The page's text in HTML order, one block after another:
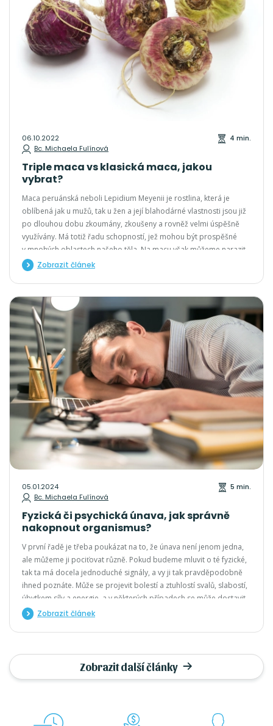
06.10.2022
Bc. Michaela Fulínová
4 min.
Triple maca vs klasická maca, jakou
vybrat?
Maca peruánská neboli Lepidium Meyenii je rostlina, která je
oblíbená jak u mužů, tak u žen a její blahodárné vlastnosti jsou již
po dlouhou dobu zkoumány, zkoušeny a rovněž velmi úspěšně
využívány. Má totiž řadu schopností, jež mohou být prospěšné
v mnohých oblastech našeho těla. Na macu však můžeme narazit
v různých odrůdách. Ty se používají samostatně nebo se také
Zobrazit článek
05.01.2024
Bc. Michaela Fulínová
5 min.
Fyzická či psychická únava, jak správně
nakopnout organismus?
V první řadě je třeba poukázat na to, že únava není jenom jedna,
ale můžeme ji pociťovat různě. Pokud budeme mluvit o té fyzické,
tak ta má docela jednoduché signály, a vy ji tak pravděpodobně
ihned poznáte. Může se projevit bolestí a ztuhlostí svalů, slabostí,
úbytkem síly a energie, a v některých případech se může dostavit
dokonce svalový třes a křeče. Psychickou únavu nemusíme tak
Zobrazit článek
Zobrazit další články